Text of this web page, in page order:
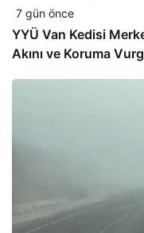
7 gün önce
YYÜ Van Kedisi
Akını ve Koruma